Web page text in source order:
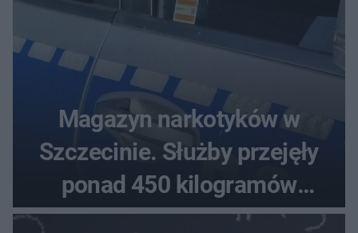
Magazyn narkotyków w
Szczecinie. Służby przejęły
ponad 450 kilogramów
towaru